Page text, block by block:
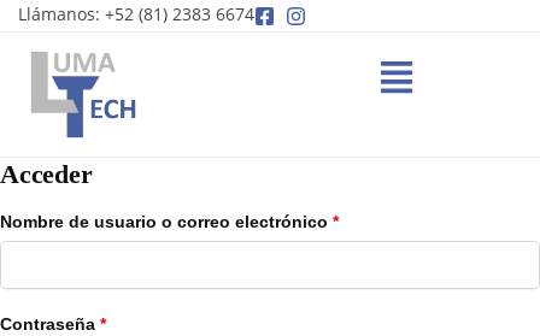
Llámanos: +52 (81) 2383 6674
Acceder
Nombre de usuario o correo electrónico *
Contraseña *